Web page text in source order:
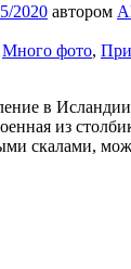
2020 автором
Много фото,
в
из
скалами,